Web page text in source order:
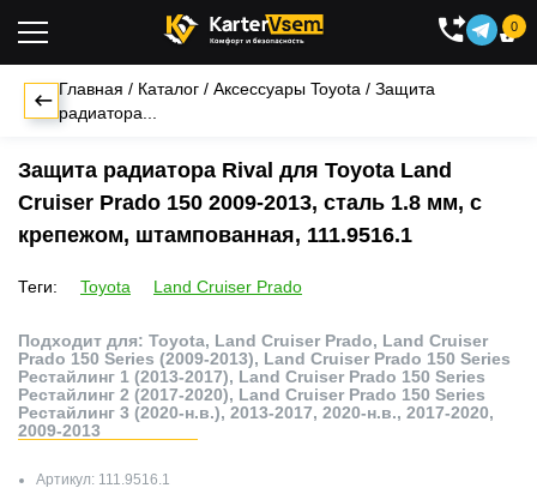

0
Главная / Каталог / Аксессуары Toyota / Защита
радиатора...
Защита радиатора Rival для Toyota Land
Cruiser Prado 150 2009-2013, сталь 1.8 мм, с
крепежом, штампованная, 111.9516.1
Теги: Toyota Land Cruiser Prado
Подходит для: Toyota, Land Cruiser Prado, Land Cruiser
Prado 150 Series (2009-2013), Land Cruiser Prado 150 Series
Рестайлинг 1 (2013-2017), Land Cruiser Prado 150 Series
Рестайлинг 2 (2017-2020), Land Cruiser Prado 150 Series
Рестайлинг 3 (2020-н.в.), 2013-2017, 2020-н.в., 2017-2020,
2009-2013
Артикул: 111.9516.1